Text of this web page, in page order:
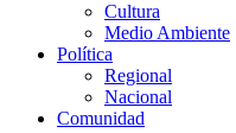
Cultura
Medio Ambiente
Política
Regional
Nacional
Comunidad